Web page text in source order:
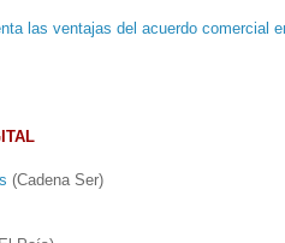
las ventajas del acuerdo comercial
(Cadena Ser)